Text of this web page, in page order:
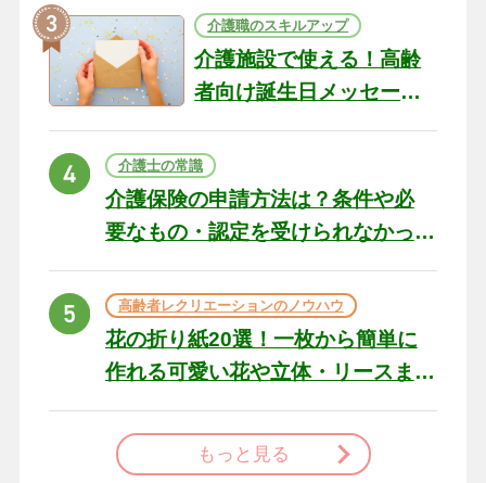
介護職のスキルアップ
介護施設で使える！高齢
者向け誕生日メッセージ
ト
介護士の常識
介護保険の申請方法は？条件や必
要なもの・認定を受けられなかっ
高齢者レクリエーションのノウハウ
花の折り紙20選！一枚から簡単に
作れる可愛い花や立体・リースま
もっと見る